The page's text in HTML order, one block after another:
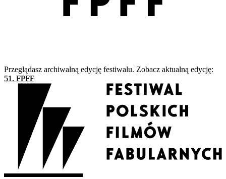
Przeglądasz archiwalną edycję festiwalu. Zobacz aktualną edycję:
51. FPFF